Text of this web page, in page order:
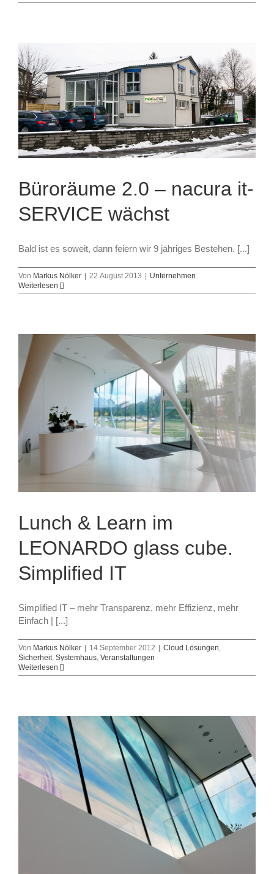
Büroräume 2.0 – nacura it-
SERVICE wächst
Bald ist es soweit, dann feiern wir 9 jähriges Bestehen. [...]
Von Markus Nölker 22.August 2013
Unternehmen
Weiterlesen
Lunch & Learn im
LEONARDO glass cube.
Simplified IT
Simplified IT – mehr Transparenz, mehr Effizienz, mehr
Einfach | [...]
Von Markus Nölker 14.September 2012 Cloud Lösungen,
Sicherheit, Systemhaus, Veranstaltungen
Weiterlesen